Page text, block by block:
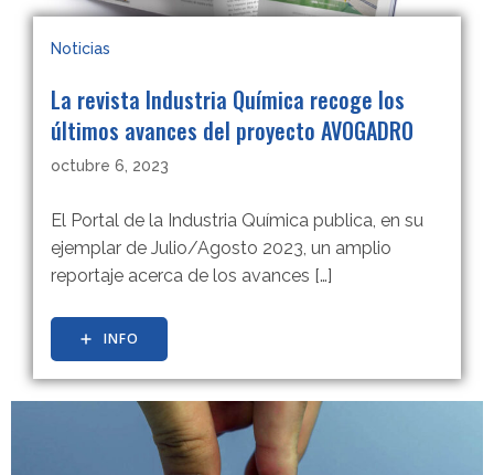
Noticias
La revista Industria Química recoge los
últimos avances del proyecto AVOGADRO
octubre 6, 2023
El Portal de la Industria Química publica, en su
ejemplar de Julio/Agosto 2023, un amplio
reportaje acerca de los avances […]
INFO